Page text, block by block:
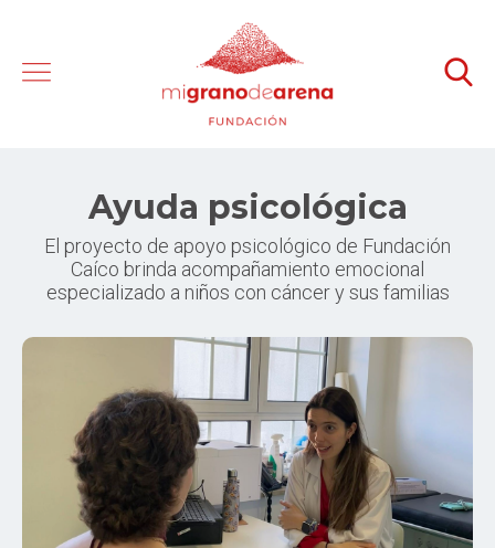
Ayuda psicológica
El proyecto de apoyo psicológico de Fundación
Caíco brinda acompañamiento emocional
especializado a niños con cáncer y sus familias